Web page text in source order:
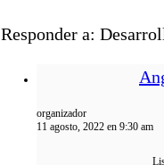
Responder a:
organizador
11 agosto, 2022 en 9:30 am